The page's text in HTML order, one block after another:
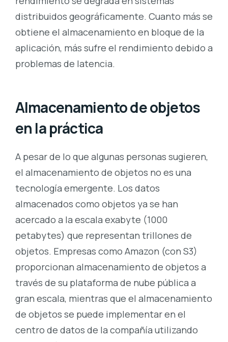
distribuidos geográficamente. Cuanto más se
obtiene el almacenamiento en bloque de la
aplicación, más sufre el rendimiento debido a
problemas de latencia.
Almacenamiento de objetos
en la práctica
A pesar de lo que algunas personas sugieren,
el almacenamiento de objetos no es una
tecnología emergente. Los datos
almacenados como objetos ya se han
acercado a la escala exabyte (1000
petabytes) que representan trillones de
objetos. Empresas como Amazon (con S3)
proporcionan almacenamiento de objetos a
través de su plataforma de nube pública a
gran escala, mientras que el almacenamiento
de objetos se puede implementar en el
centro de datos de la compañía utilizando